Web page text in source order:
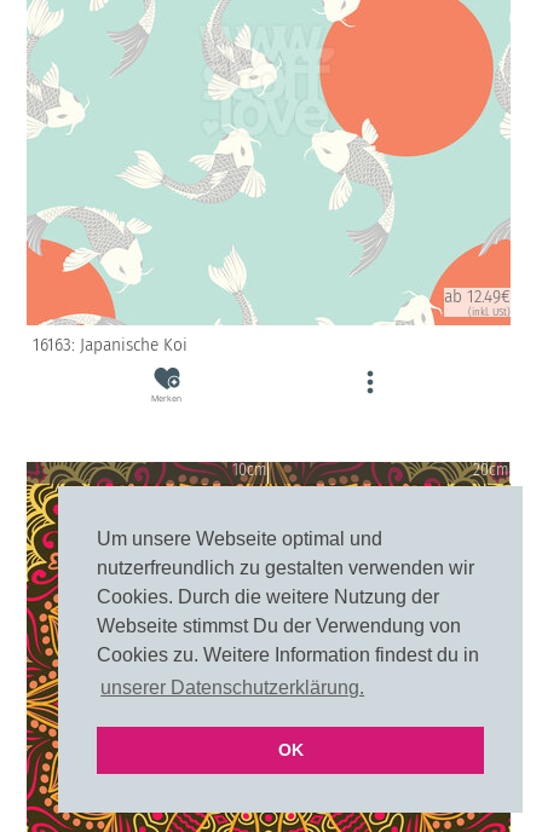
Um unsere Webseite optimal und
nutzerfreundlich zu gestalten verwenden wir
Cookies. Durch die weitere Nutzung der
Webseite stimmst Du der Verwendung von
Cookies zu. Weitere Information findest du in
unserer Datenschutzerklärung.
OK
ab 12.49€
(inkl. USt)
16163: Japanische Koi
Merken
10cm 20cm